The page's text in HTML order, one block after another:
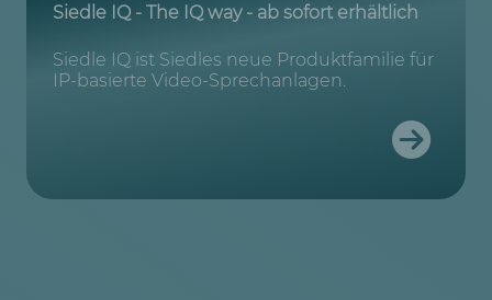
Siedle IQ - The IQ way - ab sofort erhältlich
Siedle IQ ist Siedles neue Produktfamilie für
IP-basierte Video-Sprechanlagen.